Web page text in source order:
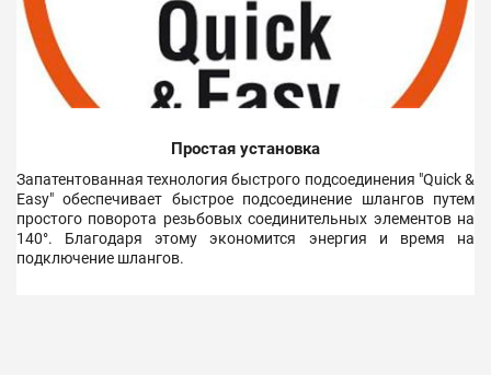
Простая установка
Запатентованная технология быстрого подсоединения "Quick &
Easy" обеспечивает быстрое подсоединение шлангов путем
простого поворота резьбовых соединительных элементов на
140°. Благодаря этому экономится энергия и время на
подключение шлангов.